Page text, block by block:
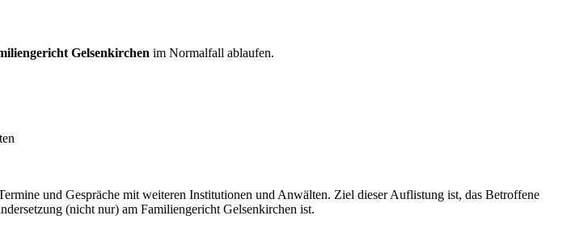
Gelsenkirchen im Normalfall ablaufen.
und Gespräche mit weiteren Institutionen und Anwälten. Ziel dieser Auflistung ist, das Betroffene
(nicht nur) am Familiengericht Gelsenkirchen ist.